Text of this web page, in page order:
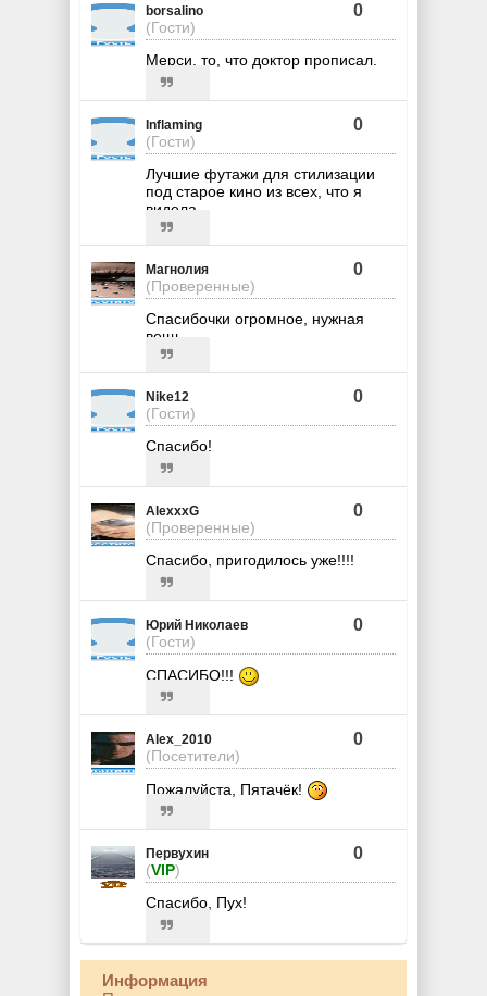
borsalino
(Гости)
0
Мерси, то, что доктор прописал.
Inflaming
(Гости)
0
Лучшие футажи для стилизации
под старое кино из всех, что я
видела.
Магнолия
(Проверенные)
0
Спасибочки огромное, нужная
вещь
Nike12
(Гости)
0
Спасибо!
AlexxxG
(Проверенные)
0
Спасибо, пригодилось уже!!!!
Юрий Николаев
(Гости)
0
СПАСИБО!!!
Alex_2010
(Посетители)
0
Пожалуйста, Пятачёк!
Первухин
(VIP)
0
Спасибо, Пух!
Информация